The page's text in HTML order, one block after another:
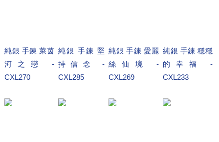
純銀 手鍊 萊茵
河之戀 -
CXL270
純銀 手鍊 堅
持信念 -
CXL285
純銀 手鍊 愛麗
絲仙境 -
CXL269
純銀 手鍊 穩穩
的幸福 -
CXL233